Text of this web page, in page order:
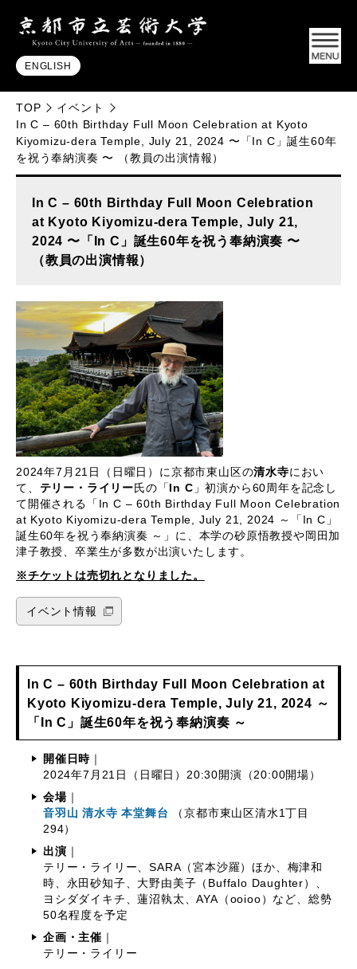
ENGLISH
TOP
イベント
In C – 60th Birthday Full Moon Celebration at Kyoto
Kiyomizu-dera Temple, July 21, 2024 〜「In C」誕生60年
を祝う奉納演奏 〜 （教員の出演情報）
In C – 60th Birthday Full Moon Celebration
at Kyoto Kiyomizu-dera Temple, July 21,
2024 〜「In C」誕生60年を祝う奉納演奏 〜
（教員の出演情報）
2024年7月21日（日曜日）に京都市東山区の清水寺におい
て、 テリー・ライリー 氏の「 In C 」初演から60周年を記念し
て開催される「In C – 60th Birthday Full Moon Celebration
at Kyoto Kiyomizu-dera Temple, July 21, 2024 ～「In C」
誕生60年を祝う奉納演奏 ～」に、本学の砂原悟教授や岡田加
津子教授、卒業生が多数が出演いたします。
※チケットは売切れとなりました。
イベント情報
In C – 60th Birthday Full Moon Celebration at
Kyoto Kiyomizu-dera Temple, July 21, 2024 ～
「In C」誕生60年を祝う奉納演奏 ～
開催日時
2024年7月21日（日曜日）20:30開演（20:00開場）
会場｜
音羽山 清水寺 本堂舞台
（京都市東山区清水1丁目
294）
出演
テリー・ライリー、SARA（宮本沙羅）ほか、梅津和
時、永田砂知子、大野由美子（Buffalo Daughter）、
ヨシダダイキチ、蓮沼執太、AYA（ooioo）など、総勢
50名程度を予定
企画・主催
テリー・ライリー